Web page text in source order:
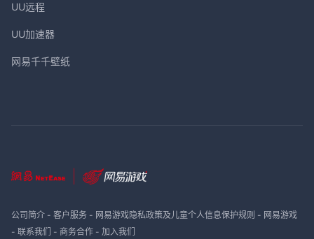
UU远程
UU加速器
网易千千壁纸
公司简介- 客户服务- 网易游戏隐私政策及儿童个人信息保护规则 - 网易游戏
- 联系我们 - 商务合作- 加入我们